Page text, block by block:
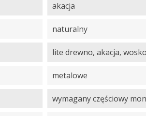
akacja
naturalny
lite drewno, akacja,
metalowe
wymagany częściowy